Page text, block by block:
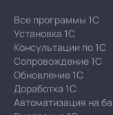
Все программы 1С
Установка 1С
Консультации по 1С
Сопровождение 1С
Обновление 1С
Доработка 1С
Автоматизация на